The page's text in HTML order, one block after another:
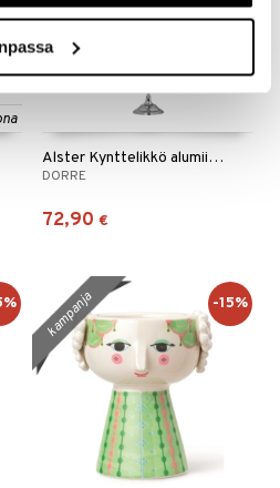
Alster Kynttelikkö alumiinia 5-haarainen.
DORRE
72,90 €
kampanja -15%